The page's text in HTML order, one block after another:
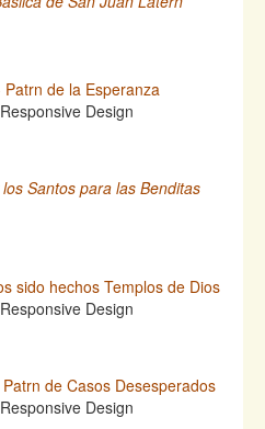
de la Esperanza
Santos para las Benditas
sido hechos Templos de Dios
de Casos Desesperados